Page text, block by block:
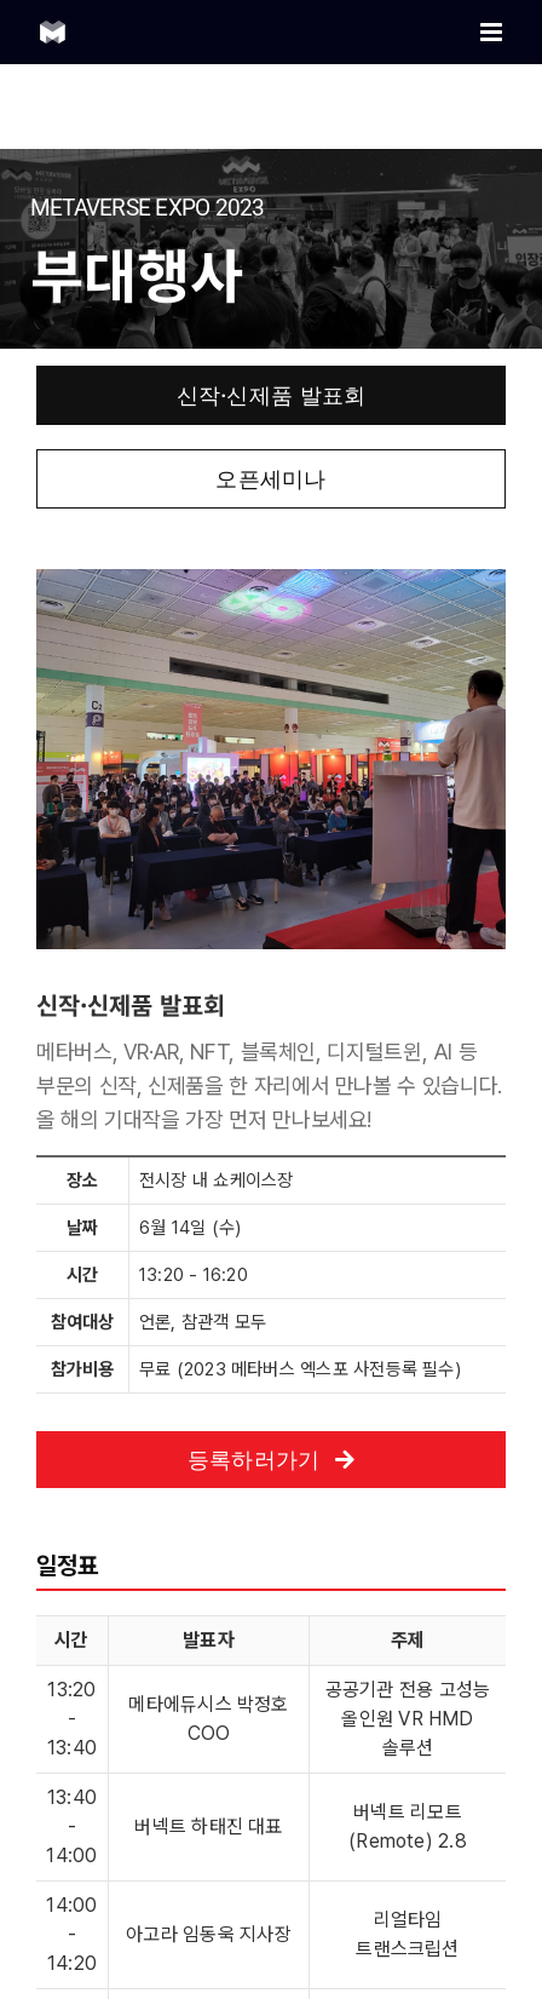
content
METAVERSE EXPO 2023
부대행사
신작·신제품 발표회
오픈세미나
신작·신제품 발표회
메타버스, VR·AR, NFT, 블록체인, 디지털트윈, AI 등
부문의 신작, 신제품을 한 자리에서 만나볼 수 있습니다.
올 해의 기대작을 가장 먼저 만나보세요!
장소 전시장 내 쇼케이스장
날짜 6월 14일 (수)
시간 13:20 - 16:20
참여대상 언론, 참관객 모두
참가비용 무료 (2023 메타버스 엑스포 사전등록 필수)
등록하러가기
일정표
시간 발표자 주제
13:20
-
13:40
메타에듀시스 박정호
COO
공공기관 전용 고성능
올인원 VR HMD
솔루션
13:40
-
14:00
버넥트 하태진 대표
버넥트 리모트
(Remote) 2.8
14:00
-
14:20
아고라 임동욱 지사장
리얼타임
트랜스크립션